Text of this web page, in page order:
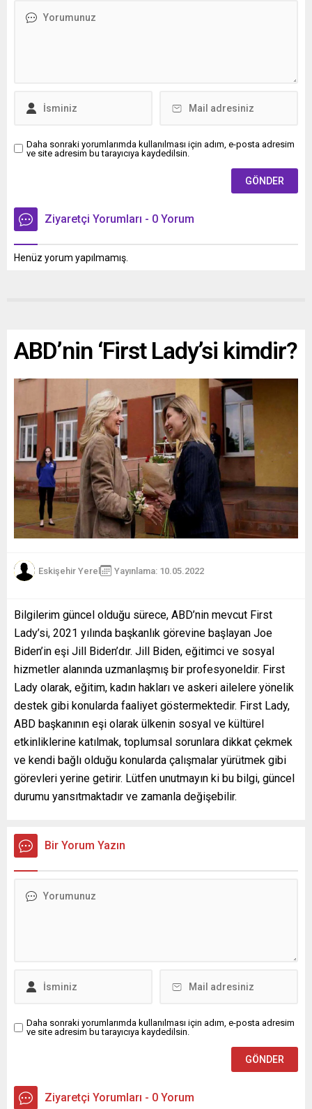
Daha sonraki yorumlarımda kullanılması için adım, e-posta adresim
ve site adresim bu tarayıcıya kaydedilsin.
Ziyaretçi Yorumları - 0 Yorum
Henüz yorum yapılmamış.
ABD’nin ‘First Lady’si kimdir?
Eskişehir Yerel Yayınlama: 10.05.2022
Bilgilerim güncel olduğu sürece, ABD’nin mevcut First
Lady’si, 2021 yılında başkanlık görevine başlayan Joe
Biden’in eşi Jill Biden’dır. Jill Biden, eğitimci ve sosyal
hizmetler alanında uzmanlaşmış bir profesyoneldir. First
Lady olarak, eğitim, kadın hakları ve askeri ailelere yönelik
destek gibi konularda faaliyet göstermektedir. First Lady,
ABD başkanının eşi olarak ülkenin sosyal ve kültürel
etkinliklerine katılmak, toplumsal sorunlara dikkat çekmek
ve kendi bağlı olduğu konularda çalışmalar yürütmek gibi
görevleri yerine getirir. Lütfen unutmayın ki bu bilgi, güncel
durumu yansıtmaktadır ve zamanla değişebilir.
Bir Yorum Yazın
Daha sonraki yorumlarımda kullanılması için adım, e-posta adresim
ve site adresim bu tarayıcıya kaydedilsin.
Ziyaretçi Yorumları - 0 Yorum